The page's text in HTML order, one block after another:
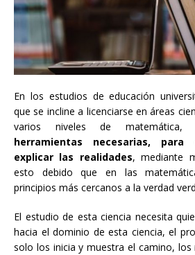
En los estudios de educación
que se incline a licenciarse en áreas
varios niveles de matemática,
herramientas necesarias,
explicar las realidades, mediante
esto debido que en las
principios más cercanos a la verdad
El estudio de esta ciencia necesita
hacia el dominio de esta ciencia, el
solo los inicia y muestra el camino, los